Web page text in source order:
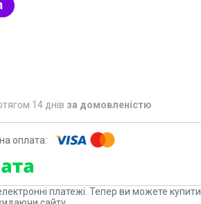
14 днів за домовленістю
платежі. Тепер ви можете купити